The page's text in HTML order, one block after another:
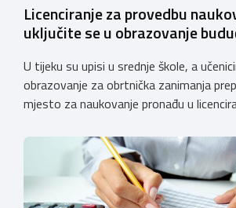
Licenciranje za provedbu
uključite se u obrazovanje
U tijeku su upisi u srednje škole, a
obrazovanje za obrtnička zanimanja
mjesto za naukovanje pronađu u
koji još nemaju licenciju da pokrenu
licenciranja kako bi budućim učenicima
kvalitetno i sigurno stjecanje praktičnih
istodobno ulagali u razvoj […]